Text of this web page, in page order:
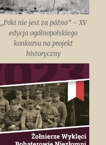
„Póki nie jest za późno” – XV
edycja ogólnopolskiego
konkursu na projekt
historyczny